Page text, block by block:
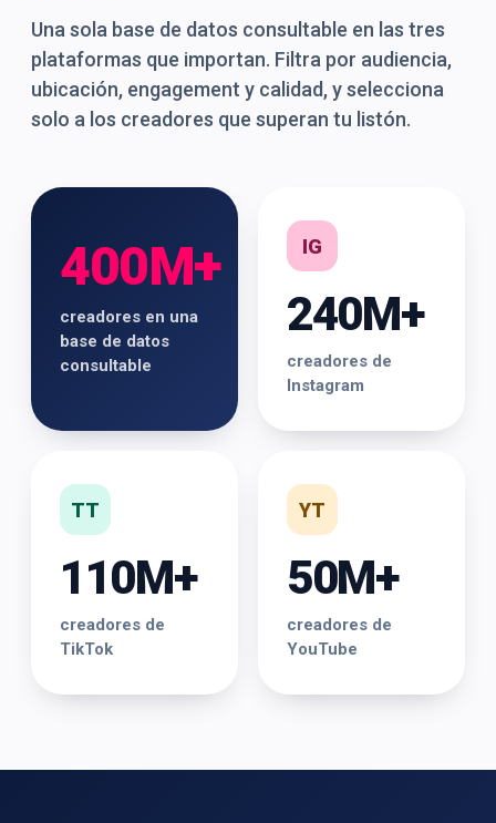
Una sola base de datos consultable en las tres
plataformas que importan. Filtra por audiencia,
ubicación, engagement y calidad, y selecciona
solo a los creadores que superan tu listón.
400M+
creadores en una
base de datos
consultable
IG
240M+
creadores de
Instagram
TT
110M+
creadores de
TikTok
YT
50M+
creadores de
YouTube